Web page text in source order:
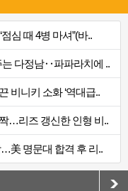
심 때 4병 마셔”(바..
는 다정남‥파파라치에 ..
비니키 소화 ‘역대급..
…리즈 갱신한 인형 비..
美 명문대 합격 후 리..